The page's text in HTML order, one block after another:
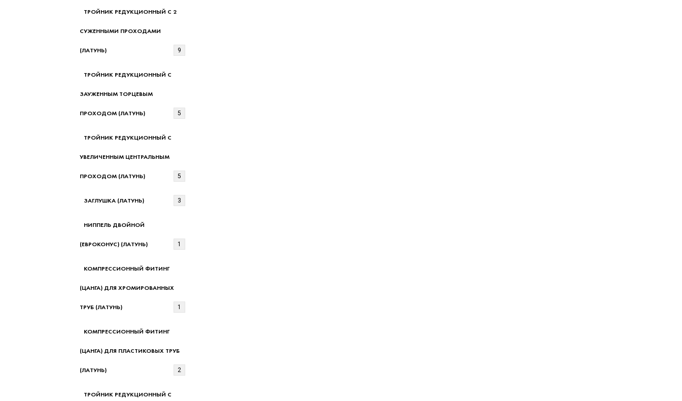
ТРОЙНИК РЕДУКЦИОННЫЙ С 2
СУЖЕННЫМИ ПРОХОДАМИ
(ЛАТУНЬ) 9
ТРОЙНИК РЕДУКЦИОННЫЙ С
ЗАУЖЕННЫМ ТОРЦЕВЫМ
ПРОХОДОМ (ЛАТУНЬ) 5
ТРОЙНИК РЕДУКЦИОННЫЙ С
УВЕЛИЧЕННЫМ ЦЕНТРАЛЬНЫМ
ПРОХОДОМ (ЛАТУНЬ) 5
ЗАГЛУШКА (ЛАТУНЬ) 3
НИППЕЛЬ ДВОЙНОЙ
(ЕВРОКОНУС) (ЛАТУНЬ) 1
КОМПРЕССИОННЫЙ ФИТИНГ
(ЦАНГА) ДЛЯ ХРОМИРОВАННЫХ
ТРУБ (ЛАТУНЬ) 1
КОМПРЕССИОННЫЙ ФИТИНГ
(ЦАНГА) ДЛЯ ПЛАСТИКОВЫХ ТРУБ
(ЛАТУНЬ) 2
ТРОЙНИК РЕДУКЦИОННЫЙ С